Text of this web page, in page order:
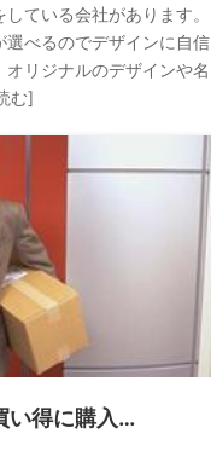
ている会社があります。
べるのでデザインに自信
リジナルのデザインや名
む]
い得に購入…